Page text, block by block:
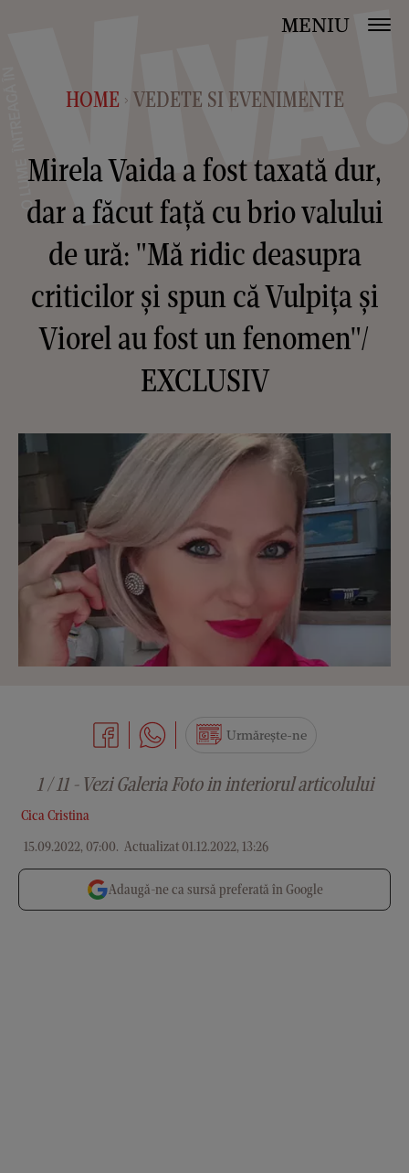
MENIU
HOME > VEDETE SI EVENIMENTE
Mirela Vaida a fost taxată dur,
dar a făcut față cu brio valului
de ură: "Mă ridic deasupra
criticilor și spun că Vulpița şi
Viorel au fost un fenomen"/
EXCLUSIV
Cica Cristina
15.09.2022, 07:00. Actualizat 01.12.2022, 13:26
Urmărește-ne
1 / 11 - Vezi Galeria Foto in interiorul articolului
Adaugă-ne ca sursă preferată în Google